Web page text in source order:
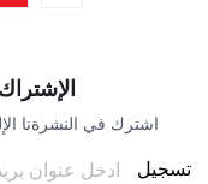
اشترك في النشرةنا
تسجيل